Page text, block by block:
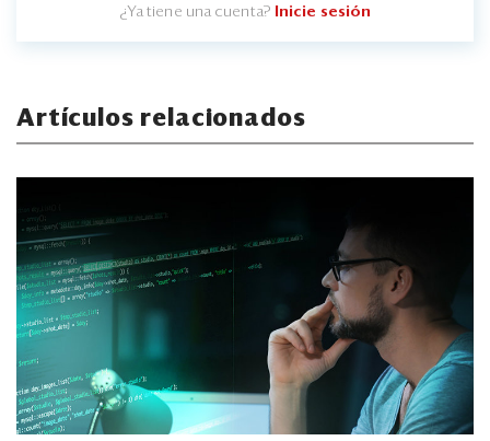
¿Ya tiene una cuenta? Inicie sesión
Artículos relacionados